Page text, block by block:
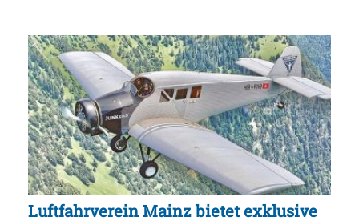
Luftfahrverein Mainz bietet exklusive